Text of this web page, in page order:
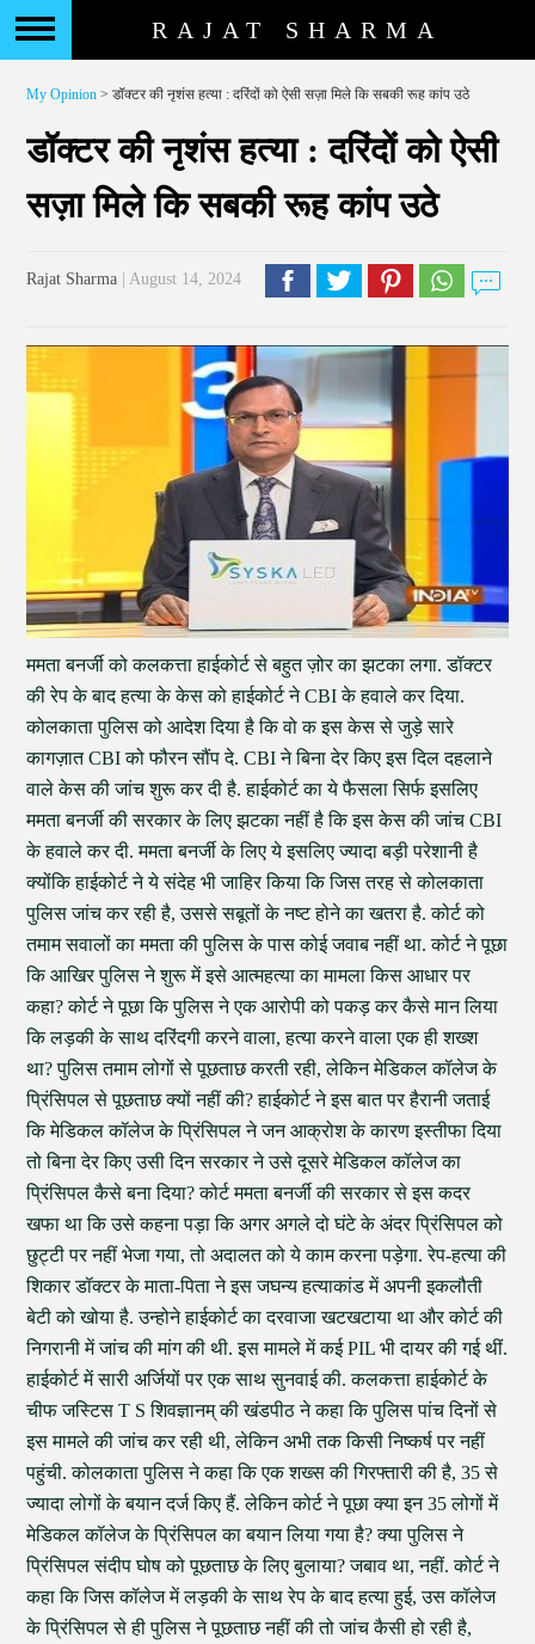
RAJAT SHARMA
My Opinion > डॉक्टर की नृशंस हत्या : दरिंदों को ऐसी सज़ा मिले कि सबकी रूह कांप उठे
डॉक्टर की नृशंस हत्या : दरिंदों को ऐसी
सज़ा मिले कि सबकी रूह कांप उठे
Rajat Sharma | August 14, 2024
ममता बनर्जी को कलकत्ता हाईकोर्ट से बहुत ज़ोर का झटका लगा. डॉक्टर
की रेप के बाद हत्या के केस को हाईकोर्ट ने CBI के हवाले कर दिया.
कोलकाता पुलिस को आदेश दिया है कि वो क इस केस से जुड़े सारे
कागज़ात CBI को फौरन सौंप दे. CBI ने बिना देर किए इस दिल दहलाने
वाले केस की जांच शुरू कर दी है. हाईकोर्ट का ये फैसला सिर्फ इसलिए
ममता बनर्जी की सरकार के लिए झटका नहीं है कि इस केस की जांच CBI
के हवाले कर दी. ममता बनर्जी के लिए ये इसलिए ज्यादा बड़ी परेशानी है
क्योंकि हाईकोर्ट ने ये संदेह भी जाहिर किया कि जिस तरह से कोलकाता
पुलिस जांच कर रही है, उससे सबूतों के नष्ट होने का खतरा है. कोर्ट को
तमाम सवालों का ममता की पुलिस के पास कोई जवाब नहीं था. कोर्ट ने पूछा
कि आखिर पुलिस ने शुरू में इसे आत्महत्या का मामला किस आधार पर
कहा? कोर्ट ने पूछा कि पुलिस ने एक आरोपी को पकड़ कर कैसे मान लिया
कि लड़की के साथ दरिंदगी करने वाला, हत्या करने वाला एक ही शख्श
था? पुलिस तमाम लोगों से पूछताछ करती रही, लेकिन मेडिकल कॉलेज के
प्रिंसिपल से पूछताछ क्यों नहीं की? हाईकोर्ट ने इस बात पर हैरानी जताई
कि मेडिकल कॉलेज के प्रिंसिपल ने जन आक्रोश के कारण इस्तीफा दिया
तो बिना देर किए उसी दिन सरकार ने उसे दूसरे मेडिकल कॉलेज का
प्रिंसिपल कैसे बना दिया? कोर्ट ममता बनर्जी की सरकार से इस कदर
खफा था कि उसे कहना पड़ा कि अगर अगले दो घंटे के अंदर प्रिंसिपल को
छुट्टी पर नहीं भेजा गया, तो अदालत को ये काम करना पड़ेगा. रेप-हत्या की
शिकार डॉक्टर के माता-पिता ने इस जघन्य हत्याकांड में अपनी इकलौती
बेटी को खोया है. उन्होने हाईकोर्ट का दरवाजा खटखटाया था और कोर्ट की
निगरानी में जांच की मांग की थी. इस मामले में कई PIL भी दायर की गई थीं.
हाईकोर्ट में सारी अर्जियों पर एक साथ सुनवाई की. कलकत्ता हाईकोर्ट के
चीफ जस्टिस T S शिवज्ञानम् की खंडपीठ ने कहा कि पुलिस पांच दिनों से
इस मामले की जांच कर रही थी, लेकिन अभी तक किसी निष्कर्ष पर नहीं
पहुंची. कोलकाता पुलिस ने कहा कि एक शख्स की गिरफ्तारी की है, 35 से
ज्यादा लोगों के बयान दर्ज किए हैं. लेकिन कोर्ट ने पूछा क्या इन 35 लोगों में
मेडिकल कॉलेज के प्रिंसिपल का बयान लिया गया है? क्या पुलिस ने
प्रिंसिपल संदीप घोष को पूछताछ के लिए बुलाया? जबाव था, नहीं. कोर्ट ने
कहा कि जिस कॉलेज में लड़की के साथ रेप के बाद हत्या हुई, उस कॉलेज
के प्रिंसिपल से ही पुलिस ने पूछताछ नहीं की तो जांच कैसी हो रही है,